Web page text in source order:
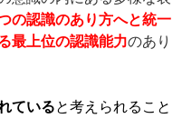
の認識のあり方へと統一
最上位の認識能力のあり
ていると考えられること